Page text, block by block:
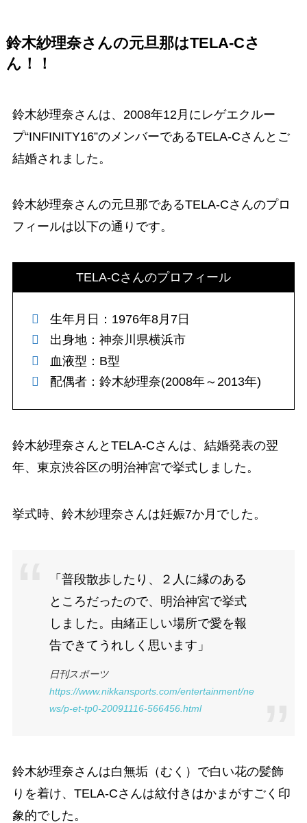
鈴木紗理奈さんの元旦那はTELA-Cさ
ん！
！
鈴木紗理奈さんは、2008年12月にレゲエクルー
プ“INFINITY16”のメンバーであるTELA-Cさんとご
結婚されました。
鈴木紗理奈さんの元旦那であるTELA-Cさんのプロ
フィールは以下の通りです。
TELA-Cさんのプロフィール
生年月日：1976年8月7日
出身地：神奈川県横浜市
血液型：B型
配偶者：鈴木紗理奈(2008年～2013年)
鈴木紗理奈さんとTELA-Cさんは、結婚発表の翌
年、東京渋谷区の明治神宮で挙式しました。
挙式時、鈴木紗理奈さんは妊娠7か月でした。
「普段散歩したり、２人に縁のある
ところだったので、明治神宮で挙式
しました。由緒正しい場所で愛を報
告できてうれしく思います」
日刊スポーツ
https://www.nikkansports.com/entertainment/ne
ws/p-et-tp0-20091116-566456.html
鈴木紗理奈さんは白無垢（むく）で白い花の髪飾
りを着け、TELA-Cさんは紋付きはかまがすごく印
象的でした。